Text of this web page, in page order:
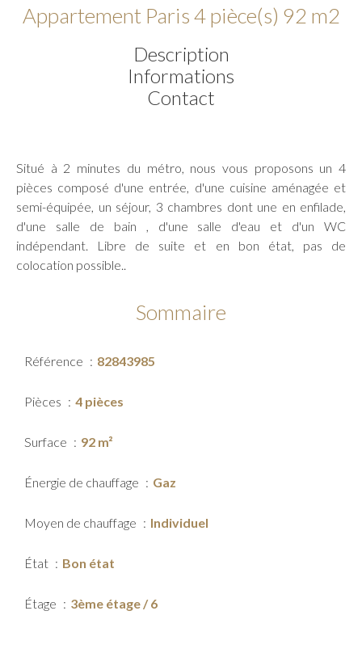
Appartement Paris 4 pièce(s) 92 m2
Description
Informations
Contact
Situé à 2 minutes du métro, nous vous proposons un 4
pièces composé d'une entrée, d'une cuisine aménagée et
semi-équipée, un séjour, 3 chambres dont une en enfilade,
d'une salle de bain , d'une salle d'eau et d'un WC
indépendant. Libre de suite et en bon état, pas de
colocation possible..
Sommaire
Référence 82843985
Pièces 4 pièces
Surface 92 m²
Énergie de chauffage Gaz
Moyen de chauffage Individuel
État Bon état
Étage 3ème étage / 6